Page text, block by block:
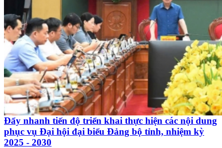
Đẩy nhanh tiến độ triển khai thực hiện các nội dung
phục vụ Đại hội đại biểu Đảng bộ tỉnh, nhiệm kỳ
2025 - 2030